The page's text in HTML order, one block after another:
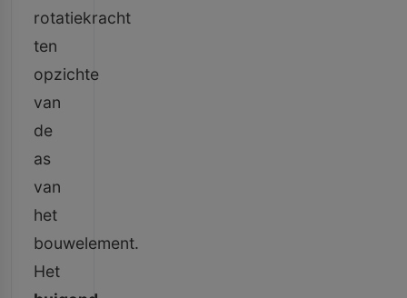
rotatiekracht
ten
opzichte
van
de
as
van
het
bouwelement.
Het